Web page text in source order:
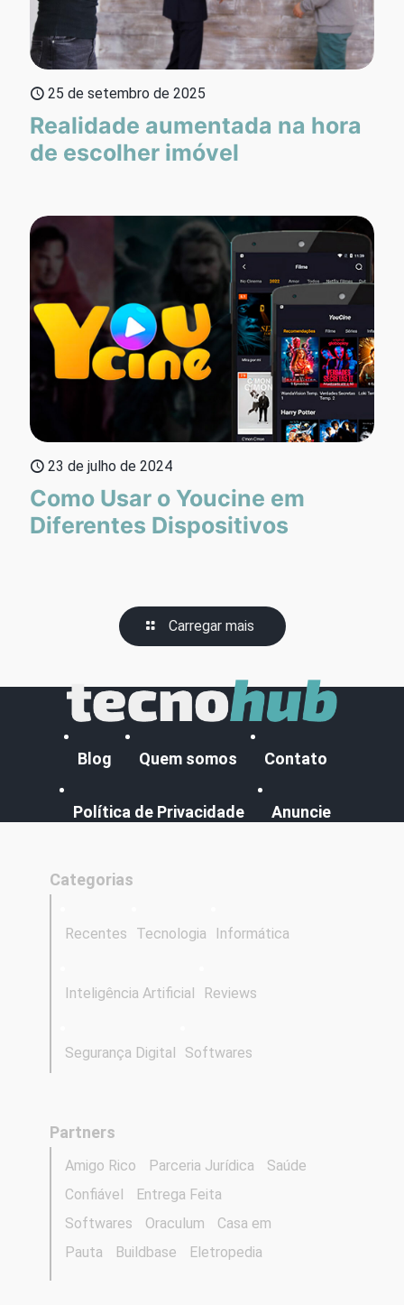
25 de setembro de 2025
Realidade aumentada na hora
de escolher imóvel
23 de julho de 2024
Como Usar o Youcine em
Diferentes Dispositivos
Carregar mais
Blog Quem somos Contato
Política de Privacidade Anuncie
Categorias
Recentes Tecnologia Informática
Inteligência Artificial Reviews
Segurança Digital Softwares
Partners
Amigo Rico Parceria Jurídica
Saúde
Confiável
Entrega Feita
Softwares
Oraculum
Casa em
Pauta
Buildbase Eletropedia